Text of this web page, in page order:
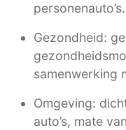
personenauto’s.
Gezondheid:
samenwerking
Omgeving:
auto’s, mate